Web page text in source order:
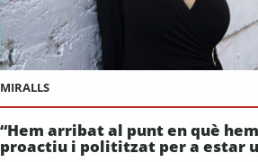
MIRALLS
“Hem arribat al punt en què
proactiu i polititzat per a estar